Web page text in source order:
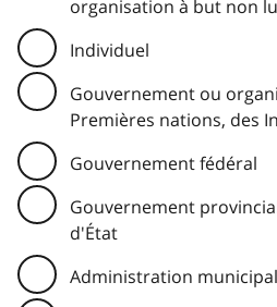
organisation à but non
Individuel
Gouvernement ou
Premières nations, des
Gouvernement fédéral
Gouvernement
d'État
Administration